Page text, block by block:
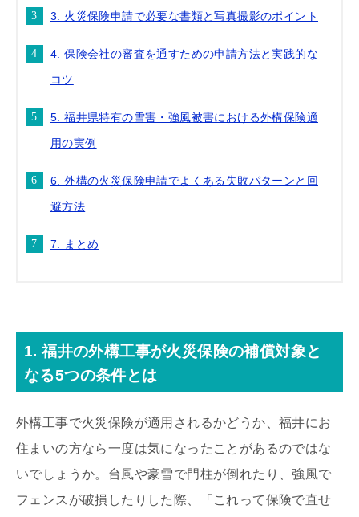
3. 火災保険申請で必要な書類と写真撮影のポイント
4. 保険会社の審査を通すための申請方法と実践的な
コツ
5. 福井県特有の雪害・強風被害における外構保険適
用の実例
6. 外構の火災保険申請でよくある失敗パターンと回
避方法
7. まとめ
1. 福井の外構工事が火災保険の補償対象と
なる5つの条件とは
外構工事で火災保険が適用されるかどうか、福井にお
住まいの方なら一度は気になったことがあるのではな
いでしょうか。台風や豪雪で門柱が倒れたり、強風で
フェンスが破損したりした際、「これって保険で直せ